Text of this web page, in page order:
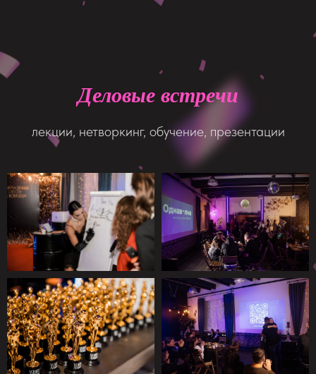
Деловые встречи
лекции, нетворкинг, обучение, презентации